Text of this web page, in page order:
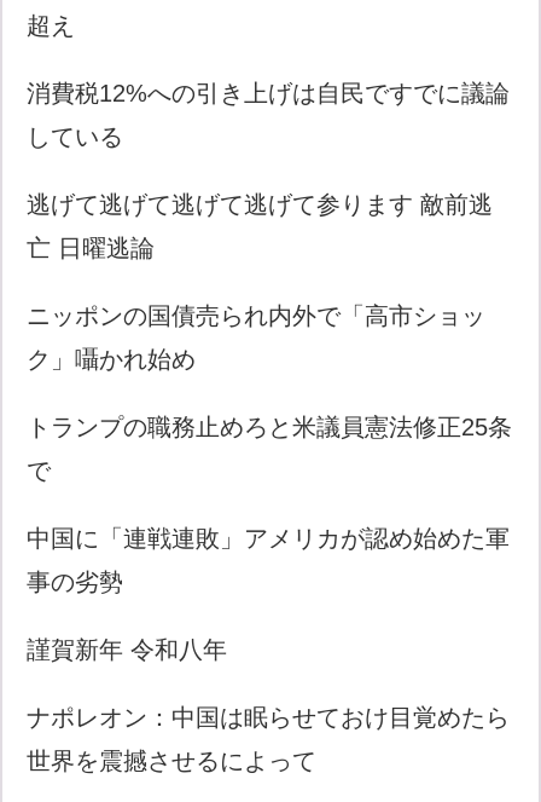
超え
消費税12%への引き上げは自民ですでに議論
している
逃げて逃げて逃げて逃げて参ります 敵前逃
亡 日曜逃論
ニッポンの国債売られ内外で「高市ショッ
ク」囁かれ始め
トランプの職務止めろと米議員憲法修正25条
で
中国に「連戦連敗」アメリカが認め始めた軍
事の劣勢
謹賀新年 令和八年
ナポレオン：中国は眠らせておけ目覚めたら
世界を震撼させるによって